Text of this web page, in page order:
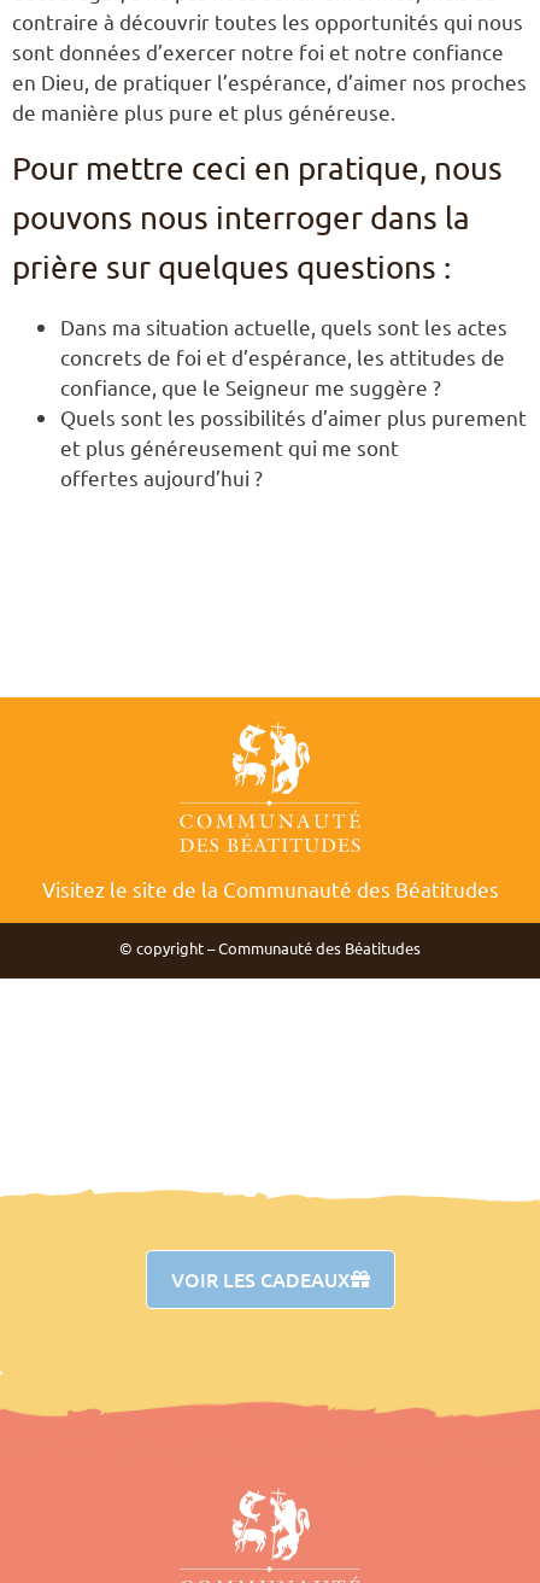
contraire à découvrir toutes les opportunités qui nous
sont données d’exercer notre foi et notre confiance
en Dieu, de pratiquer l’espérance, d’aimer nos proches
de manière plus pure et plus généreuse.
Pour mettre ceci en pratique, nous
pouvons nous interroger dans la
prière sur quelques questions :
Dans ma situation actuelle, quels sont les actes
concrets de foi et d’espérance, les attitudes de
confiance, que le Seigneur me suggère ?
Quels sont les possibilités d’aimer plus purement
et plus généreusement qui me sont
offertes aujourd’hui ?
Visitez le site de la Communauté des Béatitudes
© copyright – Communauté des Béatitudes
VOIR LES CADEAUX